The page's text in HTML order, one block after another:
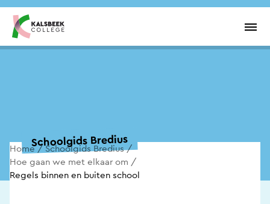
Overslaan en inhoud weergeven
Schoolgids Bredius
Home
Schoolgids Bredius
Hoe gaan we met elkaar om
Regels binnen en buiten school